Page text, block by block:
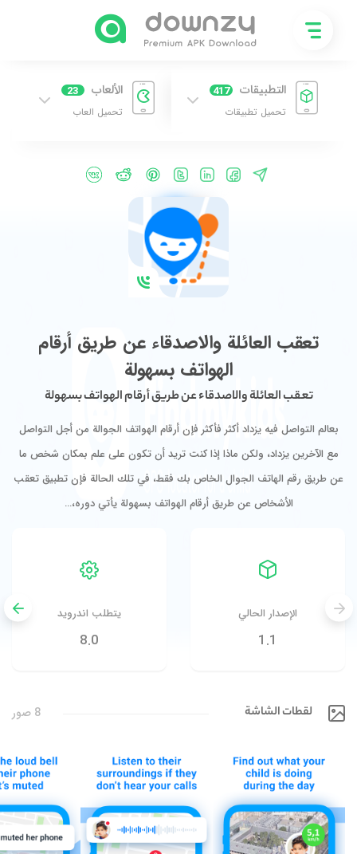
التطبيقات 417
تحميل تطبيقات
الألعاب 23
تحميل العاب
تعقب العائلة والاصدقاء عن طريق أرقام
الهواتف بسهولة
تعقب العائلة والاصدقاء عن طريق أرقام الهواتف بسهولة
بعالم التواصل فيه يزداد أكثر فأكثر فإن أرقام الهواتف الجوالة من أجل التواصل
مع الآخرين يزداد، ولكن ماذا إذا كنت تريد أن تكون على علم بمكان شخص ما
عن طريق رقم الهاتف الجوال الخاص بك فقط، في تلك الحالة فإن تطبيق تعقب
الأشخاص عن طريق أرقام الهواتف بسهولة يأتي دوره،…
الإصدار الحالي
1.1
يتطلب اندرويد
8.0
لقطات الشاشة 8 صور